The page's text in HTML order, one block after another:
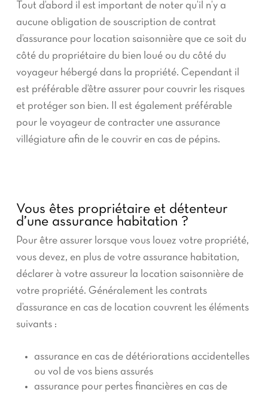
Tout d’abord il est important de noter qu’il n’y a
aucune obligation de souscription de contrat
d’assurance pour location saisonnière que ce soit du
côté du propriétaire du bien loué ou du côté du
voyageur hébergé dans la propriété. Cependant il
est préférable d’être assurer pour couvrir les risques
et protéger son bien. Il est également préférable
pour le voyageur de contracter une assurance
villégiature afin de le couvrir en cas de pépins.
Vous êtes propriétaire et détenteur
d’une assurance habitation ?
Pour être assurer lorsque vous louez votre propriété,
vous devez, en plus de votre assurance habitation,
déclarer à votre assureur la location saisonnière de
votre propriété. Généralement les contrats
d’assurance en cas de location couvrent les éléments
suivants :
assurance en cas de détériorations accidentelles
ou vol de vos biens assurés
assurance pour pertes financières en cas de